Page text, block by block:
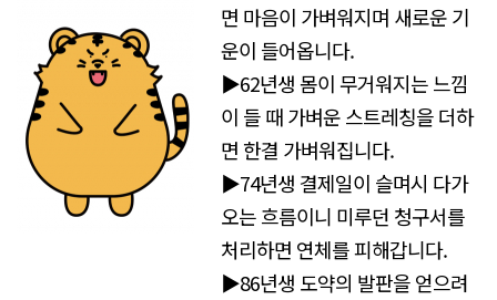
면 마음이 가벼워지며 새로운 기
운이 들어옵니다.
▶62년생 몸이 무거워지는 느낌
이 들 때 가벼운 스트레칭을 더하
면 한결 가벼워집니다.
▶74년생 결제일이 슬며시 다가
오는 흐름이니 미루던 청구서를
처리하면 연체를 피해갑니다.
▶86년생 도약의 발판을 얻으려